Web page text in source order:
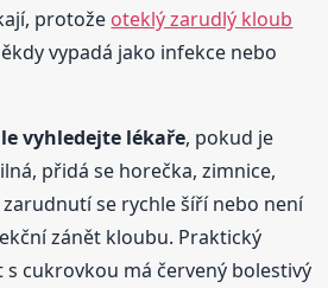
protože oteklý zarudlý kloub
vypadá jako infekce nebo
vyhledejte lékaře, pokud je
přidá se horečka, zimnice,
se rychle šíří nebo není
zánět kloubu. Praktický
cukrovkou má červený bolestivý